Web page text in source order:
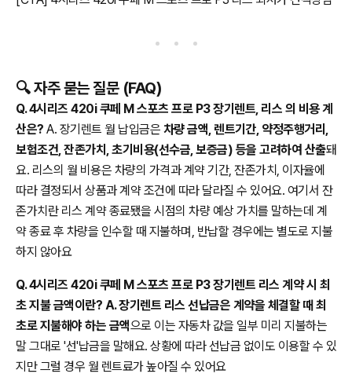
🔍 자주 묻는 질문 (FAQ)
Q. 4시리즈 420i 쿠페 M 스포츠 프로 P3 장기렌트, 리스 의 비용 계
산은? A. 장기렌트 월 납입금은 차량 금액, 렌트기간, 약정주행거리,
보험조건, 잔존가치, 초기비용(선수금, 보증금) 등을 고려하여 산출돼
요. 리스의 월 비용은 차량의 가격과 계약 기간, 잔존가치, 이자율에
따라 결정되서 상품과 계약 조건에 따라 달라질 수 있어요. 여기서 잔
존가치란 리스 계약 종료됐을 시점의 차량 예상 가치를 말하는데 계
약 종료 후 차량을 인수할 때 지불하며, 반납할 경우에는 별도로 지불
하지 않아요
Q. 4시리즈 420i 쿠페 M 스포츠 프로 P3 장기렌트 리스 계약 시 최
초 지불 금액이란? A. 장기렌트 리스 선납금은 계약을 체결할 때 최
초로 지불해야 하는 금액으로 이는 자동차 값을 일부 미리 지불하는
말 그대로 '선'납금을 말해요. 상황에 따라 선납금 없이도 이용할 수 있
지만 그럴 경우 월 렌트료가 높아질 수 있어요